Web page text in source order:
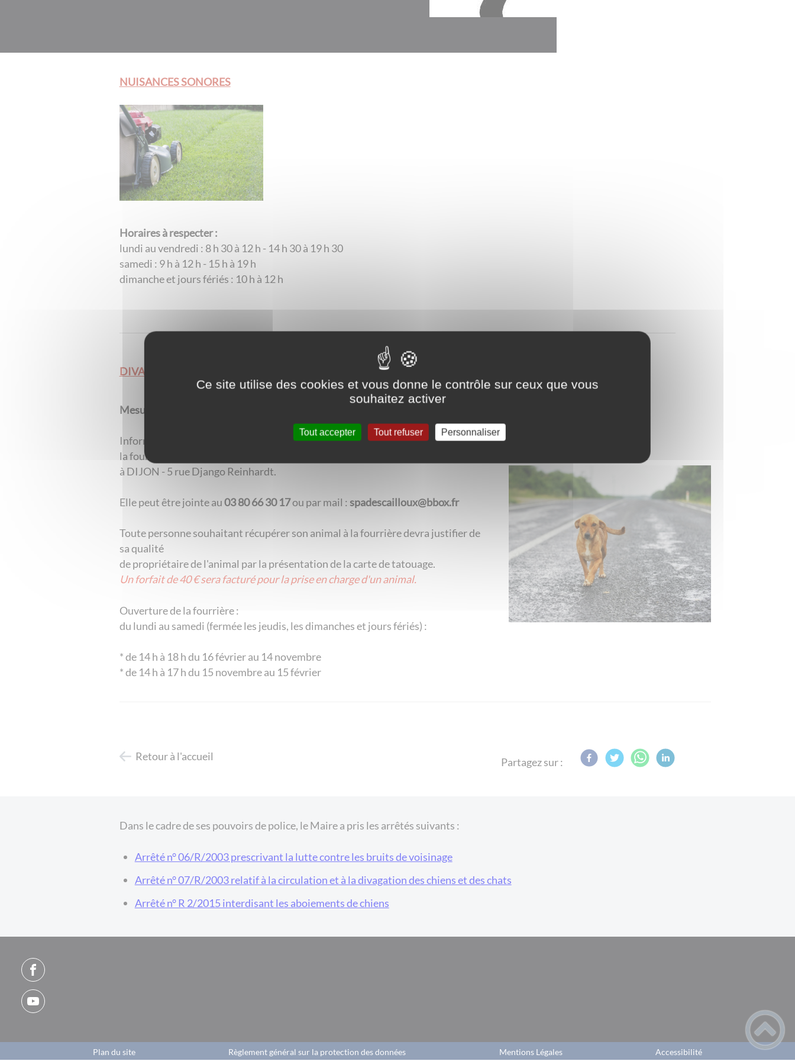
NUISANCES SONORES
Horaires à respecter :
lundi au vendredi : 8 h 30 à 12 h - 14 h 30 à 19 h 30
samedi : 9 h à 12 h - 15 h à 19 h
dimanche et jours fériés : 10 h à 12 h
DIVAGATIONS ANIMAUX ERRANTS
Mesures particulières à l'égard des animaux errants
Informations concernant la fourrière communale :
la fourrière communale est située (par convention avec la SPA des Cailloux)
à DIJON - 5 rue Django Reinhardt.
Elle peut être jointe au03 80 66 30 17ou par mail : spadescailloux@bbox.fr
Toute personne souhaitant récupérer son animal à la fourrière devra justifier de
sa qualité
​​​​​​​de propriétaire de l'animal par la présentation de la carte de tatouage.
Un forfait de 40 € sera facturé pour la prise en charge d'un animal.
Ouverture de la fourrière :
​​​​​​​du lundi au samedi (fermée les jeudis, les dimanches et jours fériés) :
* de 14 h à 18 h du 16 février au 14 novembre
* de 14 h à 17 h du 15 novembre au 15 février
Retour à l'accueil Partagez sur :
Dans le cadre de ses pouvoirs de police, le Maire a pris les arrêtés suivants :
Arrêté n° 06/R/2003 prescrivant la lutte contre les bruits de voisinage
Arrêté n° 07/R/2003 relatif à la circulation et à la divagation des chiens et des chats
Arrêté n° R 2/2015 interdisant les aboiements de chiens
Plan du site Règlement général sur la protection des données Mentions Légales Accessibilité
Ce site utilise des cookies et vous donne le contrôle sur ceux que vous
souhaitez activer
Tout accepter Tout refuser Personnaliser